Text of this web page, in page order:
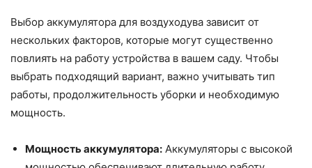
Выбор аккумулятора для воздуходува зависит от
нескольких факторов, которые могут существенно
повлиять на работу устройства в вашем саду. Чтобы
выбрать подходящий вариант, важно учитывать тип
работы, продолжительность уборки и необходимую
мощность.
Мощность аккумулятора: Аккумуляторы с высокой